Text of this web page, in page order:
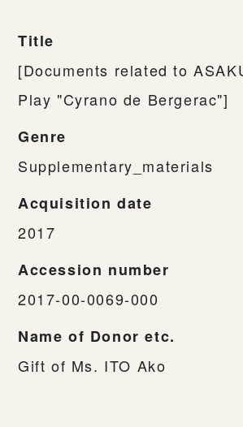
Title
[Documents related to
Play "Cyrano de Bergerac"]
Genre
Supplementary_materials
Acquisition date
2017
Accession number
2017-00-0069-000
Name of Donor etc.
Gift of Ms. ITO Ako